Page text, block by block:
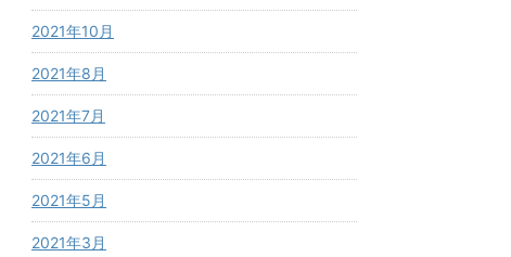
2021年10月
2021年8月
2021年7月
2021年6月
2021年5月
2021年3月